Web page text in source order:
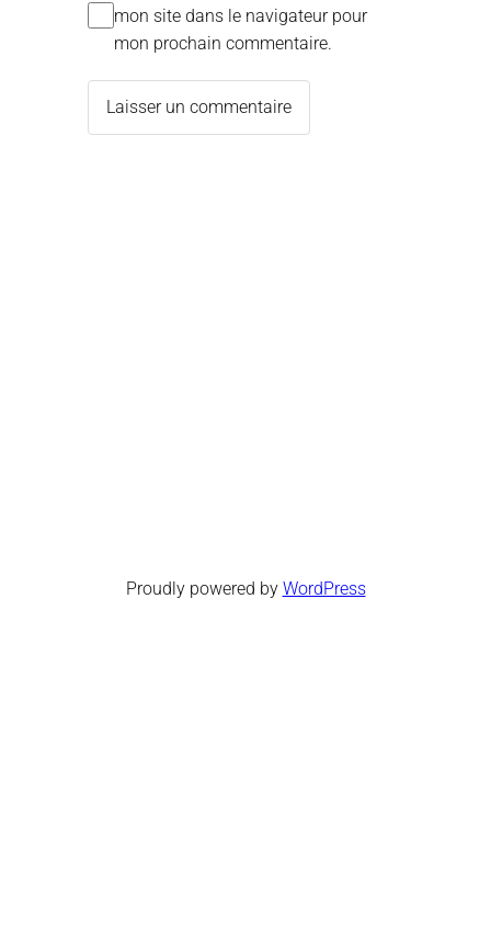
mon site dans le navigateur pour
mon prochain commentaire.
Proudly powered by WordPress